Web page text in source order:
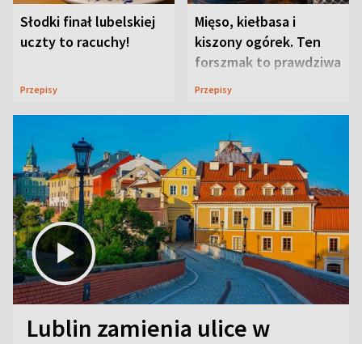
Słodki finał lubelskiej
uczty to racuchy!
Przepisy
Mięso, kiełbasa i
kiszony ogórek. Ten
forszmak to prawdziwa
uczta
Przepisy
Lublin zamienia ulice w